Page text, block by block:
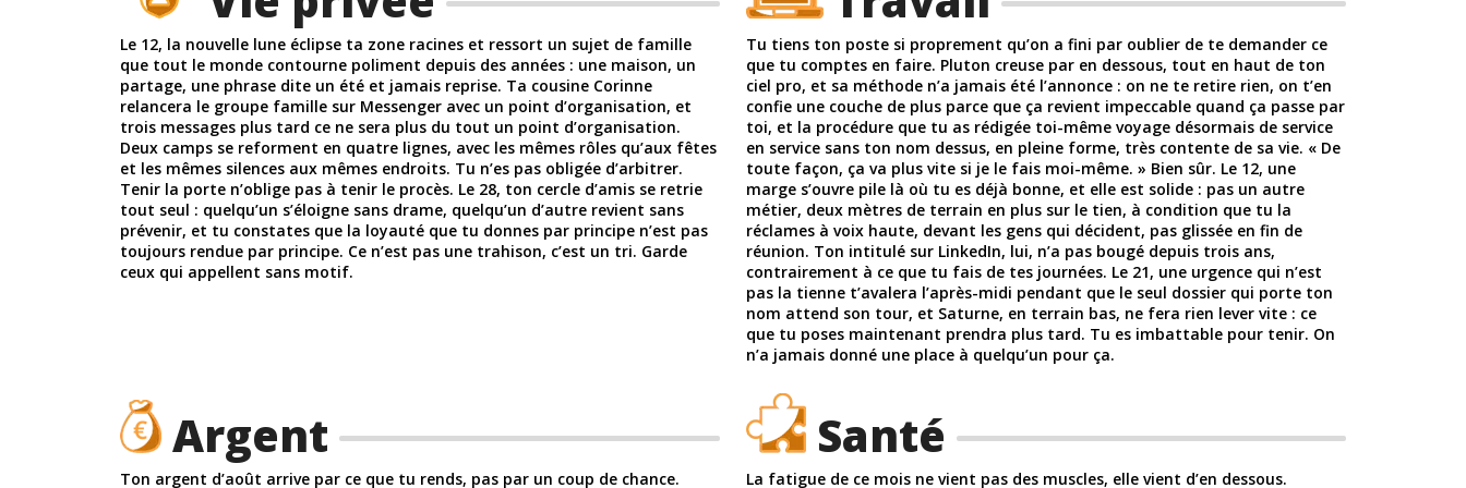
Le 12, la nouvelle lune éclipse ta zone racines et ressort un sujet de famille
que tout le monde contourne poliment depuis des années : une maison, un
partage, une phrase dite un été et jamais reprise. Ta cousine Corinne
relancera le groupe famille sur Messenger avec un point d’organisation, et
trois messages plus tard ce ne sera plus du tout un point d’organisation.
Deux camps se reforment en quatre lignes, avec les mêmes rôles qu’aux fêtes
et les mêmes silences aux mêmes endroits. Tu n’es pas obligée d’arbitrer.
Tenir la porte n’oblige pas à tenir le procès. Le 28, ton cercle d’amis se retrie
tout seul : quelqu’un s’éloigne sans drame, quelqu’un d’autre revient sans
prévenir, et tu constates que la loyauté que tu donnes par principe n’est pas
toujours rendue par principe. Ce n’est pas une trahison, c’est un tri. Garde
ceux qui appellent sans motif.
Tu tiens ton poste si proprement qu’on a fini par oublier de te demander ce
que tu comptes en faire. Pluton creuse par en dessous, tout en haut de ton
ciel pro, et sa méthode n’a jamais été l’annonce : on ne te retire rien, on t’en
confie une couche de plus parce que ça revient impeccable quand ça passe par
toi, et la procédure que tu as rédigée toi-même voyage désormais de service
en service sans ton nom dessus, en pleine forme, très contente de sa vie. « De
toute façon, ça va plus vite si je le fais moi-même. » Bien sûr. Le 12, une
marge s’ouvre pile là où tu es déjà bonne, et elle est solide : pas un autre
métier, deux mètres de terrain en plus sur le tien, à condition que tu la
réclames à voix haute, devant les gens qui décident, pas glissée en fin de
réunion. Ton intitulé sur LinkedIn, lui, n’a pas bougé depuis trois ans,
contrairement à ce que tu fais de tes journées. Le 21, une urgence qui n’est
pas la tienne t’avalera l’après-midi pendant que le seul dossier qui porte ton
nom attend son tour, et Saturne, en terrain bas, ne fera rien lever vite : ce
que tu poses maintenant prendra plus tard. Tu es imbattable pour tenir. On
n’a jamais donné une place à quelqu’un pour ça.
Argent
Ton argent d’août arrive par ce que tu rends, pas par un coup de chance.
Santé
La fatigue de ce mois ne vient pas des muscles, elle vient d’en dessous.